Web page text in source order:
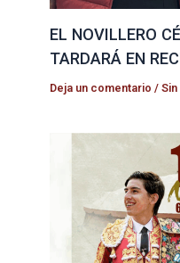
EL NOVILLERO
TARDARÁ EN
Deja un comentario /